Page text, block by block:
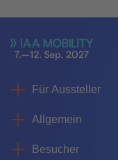
Für Aussteller
Allgemein
Besucher